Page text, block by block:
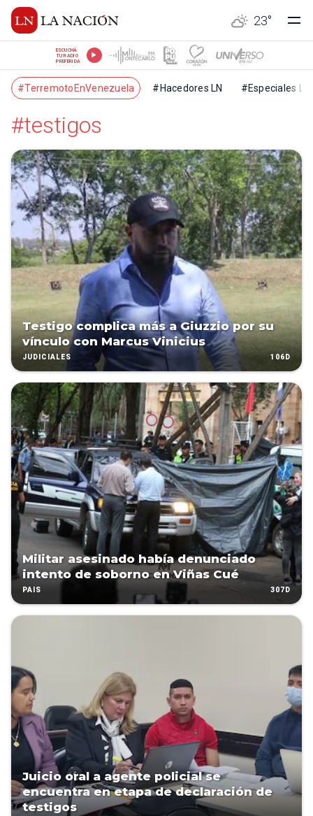
23°
ESCUCHÁ
TU RADIO
PREFERIDA
#TerremotoEnVenezuela #Hacedores LN #Especiales LN
#testigos
Testigo complica más a Giuzzio por su
vínculo con Marcus Vinicius
JUDICIALES 106D
Militar asesinado había denunciado
intento de soborno en Viñas Cué
PAÍS 307D
Juicio oral a agente policial se
encuentra en etapa de declaración de
testigos